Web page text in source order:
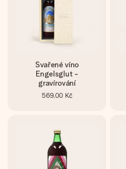
Svařené víno
Engelsglut -
gravírování
569,00 Kč